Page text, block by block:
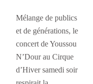
Mélange de publics
et de générations, le
concert de Youssou
N’Dour au Cirque
d’Hiver samedi soir